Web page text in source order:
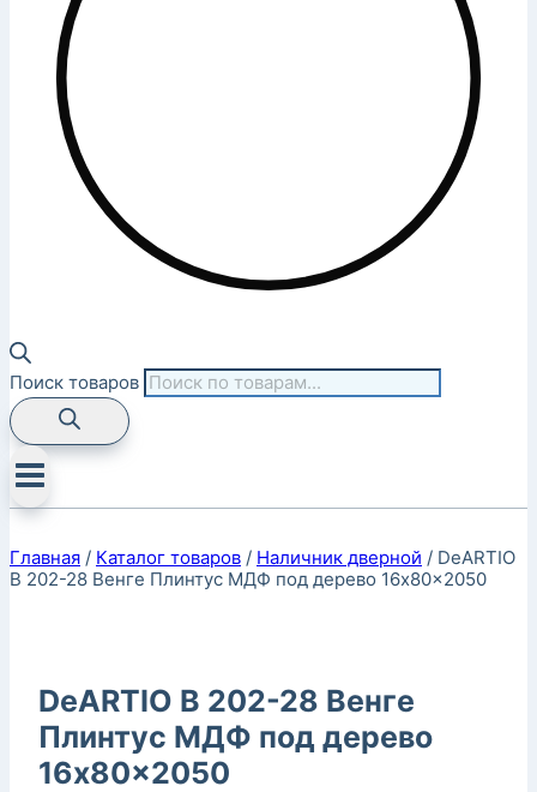
Поиск товаров
Главная / Каталог товаров / Наличник дверной / DeARTIO
B 202-28 Венге Плинтус МДФ под дерево 16x80x2050
DeARTIO B 202-28 Венге
Плинтус МДФ под дерево
16x80x2050